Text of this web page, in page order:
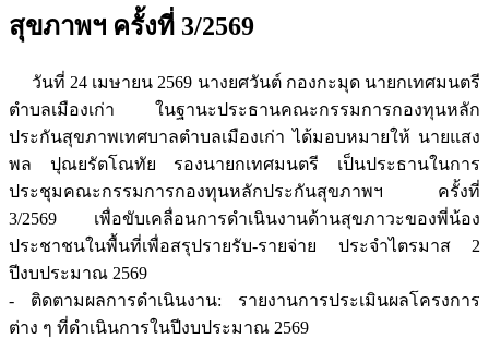
สุขภาพฯ ครั้งที่ 3/2569
วันที่ 24 เมษายน 2569 นางยศวันต์ กองกะมุด นายกเทศมนตรี
ตำบลเมืองเก่า ในฐานะประธานคณะกรรมการกองทุนหลัก
ประกันสุขภาพเทศบาลตำบลเมืองเก่า ได้มอบหมายให้ นายแสง
พล ปุณยรัตโณทัย รองนายกเทศมนตรี เป็นประธานในการ
ประชุมคณะกรรมการกองทุนหลักประกันสุขภาพฯ ครั้งที่
3/2569 เพื่อขับเคลื่อนการดำเนินงานด้านสุขภาวะของพี่น้อง
ประชาชนในพื้นที่เพื่อสรุปรายรับ-รายจ่าย ประจำไตรมาส 2
ปีงบประมาณ 2569
- ติดตามผลการดำเนินงาน: รายงานการประเมินผลโครงการ
ต่าง ๆ ที่ดำเนินการในปีงบประมาณ 2569